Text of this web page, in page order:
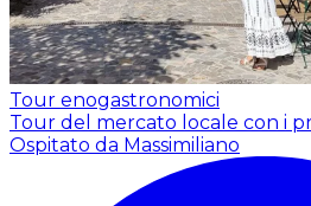
Tour enogastronomici
Tour del mercato locale con i
Ospitato da Massimiliano